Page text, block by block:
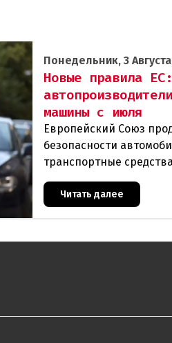
Понедельник, 3
Новые правила
машины с июля
Европейский Союз
безопасности
транспортные
территории ЕС, в
Читать далее